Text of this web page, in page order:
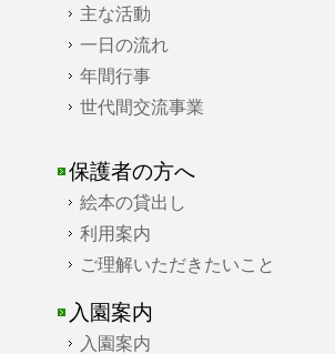
主な活動
一日の流れ
年間行事
世代間交流事業
保護者の方へ
絵本の貸出し
利用案内
ご理解いただきたいこと
入園案内
入園案内